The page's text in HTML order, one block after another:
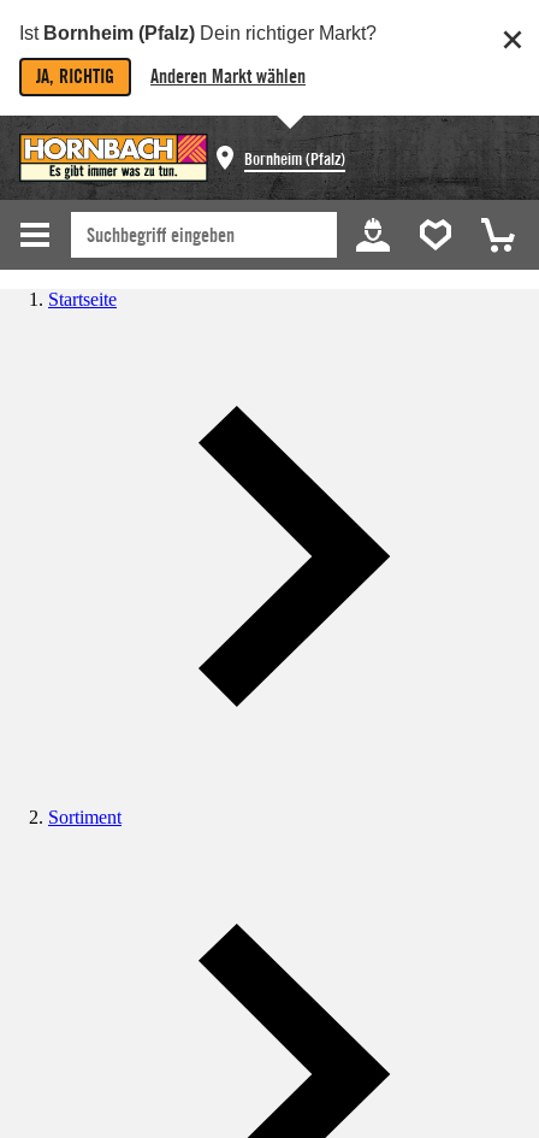
Ist Bornheim (Pfalz) Dein richtiger Markt?
JA, RICHTIG Anderen Markt wählen
Bornheim (Pfalz)
Startseite
Sortiment